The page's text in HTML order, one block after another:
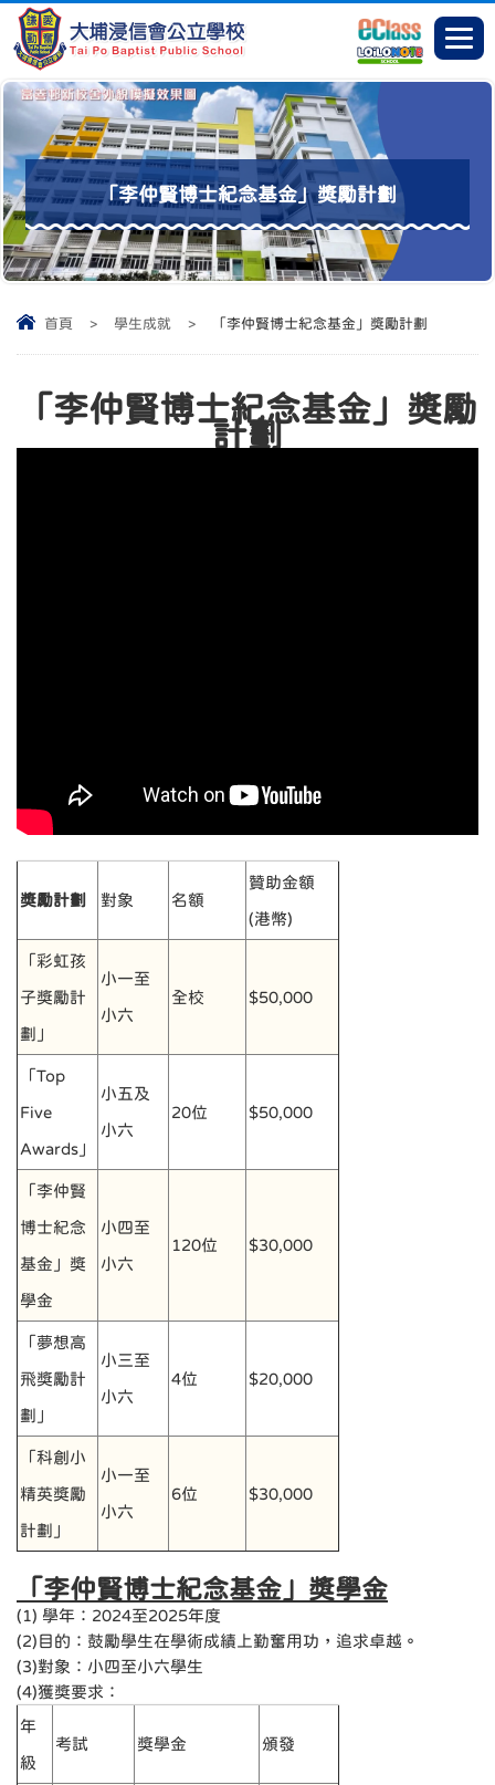
「李仲賢博士紀念基金」獎勵計劃
首頁 > 學生成就 > 「李仲賢博士紀念基金」獎勵計劃
「李仲賢博士紀念基金」獎勵
計劃
獎勵計劃 對象 名額
贊助金額
(港幣)
「彩虹孩
子獎勵計
劃」
小一至
小六
全校 $50,000
「Top
Five
Awards」
小五及
小六
20位 $50,000
「李仲賢
博士紀念
基金」獎
學金
小四至
小六
120位 $30,000
「夢想高
飛獎勵計
劃」
小三至
小六
4位 $20,000
「科創小
精英獎勵
計劃」
小一至
小六
6位 $30,000
「李仲賢博士紀念基金」獎學金
(1) 學年：2024至2025年度
(2)目的：鼓勵學生在學術成績上勤奮用功，追求卓越。
(3)對象：小四至小六學生
(4)獲獎要求：
年
級
考試 獎學金 頒發